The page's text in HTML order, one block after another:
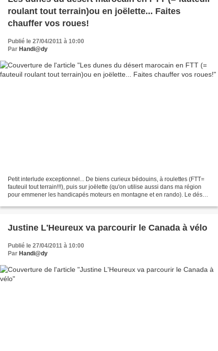
roulant tout terrain)ou en joëlette... Faites
chauffer vos roues!
Publié le 27/04/2011 à 10:00
Par Handi@dy
Petit interlude exceptionnel... De biens curieux bédouins, à roulettes (FTT=
fauteuil tout terrain!!!), puis sur joëlette (qu'on utilise aussi dans ma région
pour emmener les handicapés moteurs en montagne et en rando). Le désert
Justine L'Heureux va parcourir le Canada à vélo
Publié le 27/04/2011 à 10:00
Par Handi@dy